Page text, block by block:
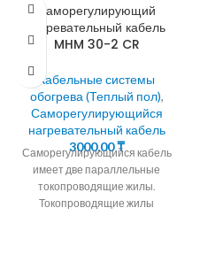
Саморегулирующий
нагревательный кабель
MHM 30-2 CR
Кабельные системы
обогрева (Теплый пол),
Саморегулирующийся
нагревательный кабель
3000,00₸
Саморегулирующийся кабель
имеет две параллельные
токопроводящие жилы.
Токопроводящие жилы